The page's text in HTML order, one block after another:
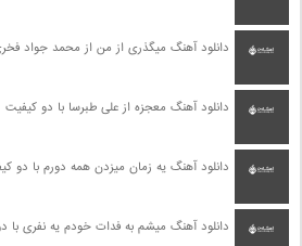
دانلود آهنگ میگذری از من از محمد جواد
دانلود آهنگ معجزه از علی طبرسا با دو کیفیت
دانلود آهنگ یه زمان میزدن همه دورم با دو
دانلود آهنگ میشم به فدات خودم یه نفری با